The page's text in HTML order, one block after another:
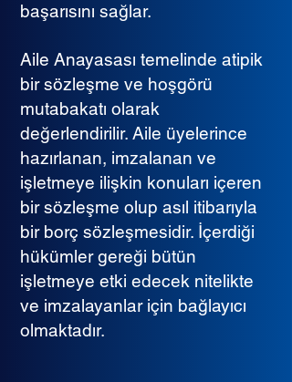
başarısını sağlar.
Aile Anayasası temelinde atipik
bir sözleşme ve hoşgörü
mutabakatı olarak
değerlendirilir. Aile üyelerince
hazırlanan, imzalanan ve
işletmeye ilişkin konuları içeren
bir sözleşme olup asıl itibarıyla
bir borç sözleşmesidir. İçerdiği
hükümler gereği bütün
işletmeye etki edecek nitelikte
ve imzalayanlar için bağlayıcı
olmaktadır.